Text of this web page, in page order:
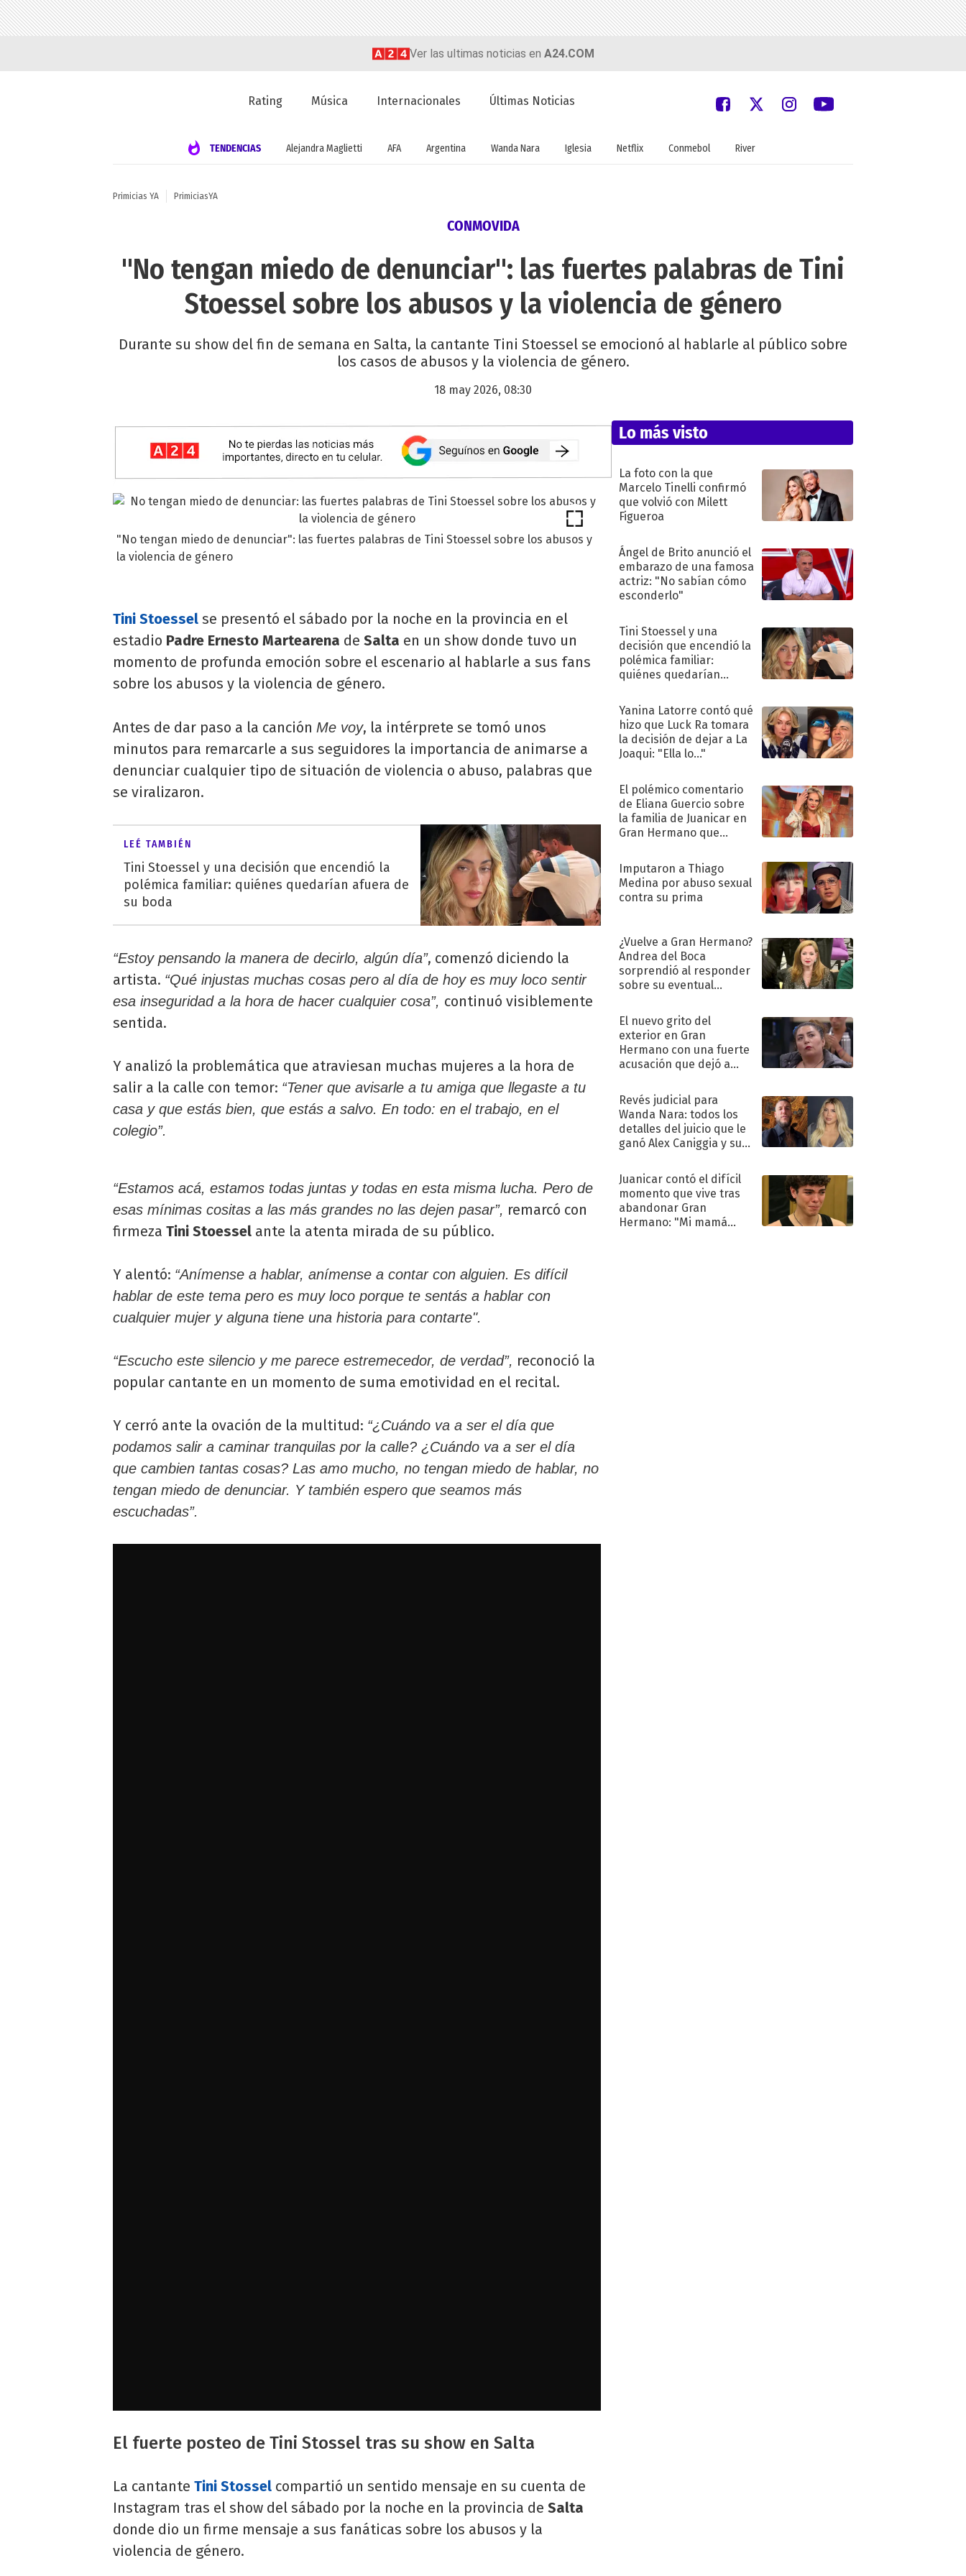
Ver las ultimas noticias en A24.COM
Rating Música Internacionales Últimas Noticias
TENDENCIAS Alejandra Maglietti AFA Argentina Wanda Nara Iglesia Netflix Conmebol River
Primicias YA PrimiciasYA
CONMOVIDA
"No tengan miedo de denunciar": las fuertes palabras de Tini
Stoessel sobre los abusos y la violencia de género
Durante su show del fin de semana en Salta, la cantante Tini Stoessel se emocionó al hablarle al público sobre
los casos de abusos y la violencia de género.
18 may 2026, 08:30
"No tengan miedo de denunciar": las fuertes palabras de Tini Stoessel sobre los abusos y
la violencia de género
Tini Stoessel se presentó el sábado por la noche en la provincia en el
estadio Padre Ernesto Martearena de Salta en un show donde tuvo un
momento de profunda emoción sobre el escenario al hablarle a sus fans
sobre los abusos y la violencia de género.
Antes de dar paso a la canción Me voy, la intérprete se tomó unos
minutos para remarcarle a sus seguidores la importancia de animarse a
denunciar cualquier tipo de situación de violencia o abuso, palabras que
se viralizaron.
LEÉ TAMBIÉN
Tini Stoessel y una decisión que encendió la
polémica familiar: quiénes quedarían afuera de
su boda
“Estoy pensando la manera de decirlo, algún día”, comenzó diciendo la
artista. “Qué injustas muchas cosas pero al día de hoy es muy loco sentir
esa inseguridad a la hora de hacer cualquier cosa”, continuó visiblemente
sentida.
Y analizó la problemática que atraviesan muchas mujeres a la hora de
salir a la calle con temor: “Tener que avisarle a tu amiga que llegaste a tu
casa y que estás bien, que estás a salvo. En todo: en el trabajo, en el
colegio”.
“Estamos acá, estamos todas juntas y todas en esta misma lucha. Pero de
esas mínimas cositas a las más grandes no las dejen pasar”, remarcó con
firmeza Tini Stoessel ante la atenta mirada de su público.
Y alentó: “Anímense a hablar, anímense a contar con alguien. Es difícil
hablar de este tema pero es muy loco porque te sentás a hablar con
cualquier mujer y alguna tiene una historia para contarte".
“Escucho este silencio y me parece estremecedor, de verdad”, reconoció la
popular cantante en un momento de suma emotividad en el recital.
Y cerró ante la ovación de la multitud: “¿Cuándo va a ser el día que
podamos salir a caminar tranquilas por la calle? ¿Cuándo va a ser el día
que cambien tantas cosas? Las amo mucho, no tengan miedo de hablar, no
tengan miedo de denunciar. Y también espero que seamos más
escuchadas”.
El fuerte posteo de Tini Stossel tras su show en Salta
La cantante Tini Stossel compartió un sentido mensaje en su cuenta de
Instagram tras el show del sábado por la noche en la provincia de Salta
donde dio un firme mensaje a sus fanáticas sobre los abusos y la
violencia de género.
Lo más visto
La foto con la que
Marcelo Tinelli confirmó
que volvió con Milett
Figueroa
Ángel de Brito anunció el
embarazo de una famosa
actriz: "No sabían cómo
esconderlo"
Tini Stoessel y una
decisión que encendió la
polémica familiar:
quiénes quedarían
Yanina Latorre contó qué
hizo que Luck Ra tomara
la decisión de dejar a La
Joaqui: "Ella lo..."
El polémico comentario
de Eliana Guercio sobre
la familia de Juanicar en
Gran Hermano que
Imputaron a Thiago
Medina por abuso sexual
contra su prima
¿Vuelve a Gran Hermano?
Andrea del Boca
sorprendió al responder
sobre su eventual
El nuevo grito del
exterior en Gran
Hermano con una fuerte
acusación que dejó a
"Traidora"
Revés judicial para
Wanda Nara: todos los
detalles del juicio que le
ganó Alex Caniggia y sus
Juanicar contó el difícil
momento que vive tras
abandonar Gran
Hermano: "Mi mamá